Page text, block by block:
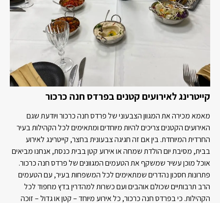
קייטרינג לאירועים קטנים בפרדס חנה כרכור
מאמא מכירה את המגוון הצבעוני של פרדס חנה כרכור ויודעת שגם
האירועים הקטנים צריכים להיות מיוחדים ומתאימים לכל הקהילות בעיר
החרדית המיוחדת. בין אם זה חגיגה צבעונית בחצר, קייטרינג לאירוע
בבית, מסיבת יום הולדת שמחה או אירוע קטן בבית כנסת, אנחנו מביאים
אוכל מוכן עשיר שמשקף את הטעמים המגוונים של פרדס חנה כרכור.
פתרונות חסכון נהדרים שמתאימים לכל המשפחות בעיר, עם הטעמים
הרב תרבותיים שכולם אוהבים ועם כשרות למהדרין בדץ מחפוד לכל
הקהילות. כי בפרדס חנה כרכור, כל אירוע מיוחד – קטן או גדול – זוכה